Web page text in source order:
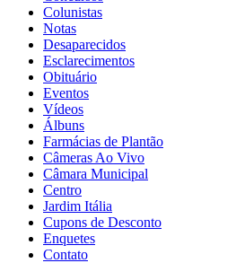
Colunistas
Notas
Desaparecidos
Esclarecimentos
Obituário
Eventos
Vídeos
Álbuns
Farmácias de Plantão
Câmeras Ao Vivo
Câmara Municipal
Centro
Jardim Itália
Cupons de Desconto
Enquetes
Contato